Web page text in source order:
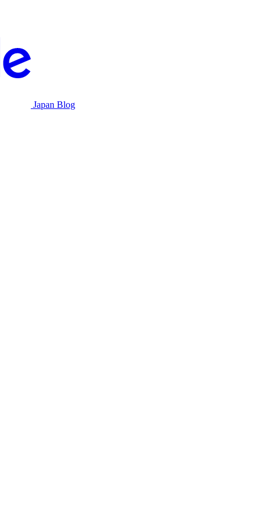
Japan Blog